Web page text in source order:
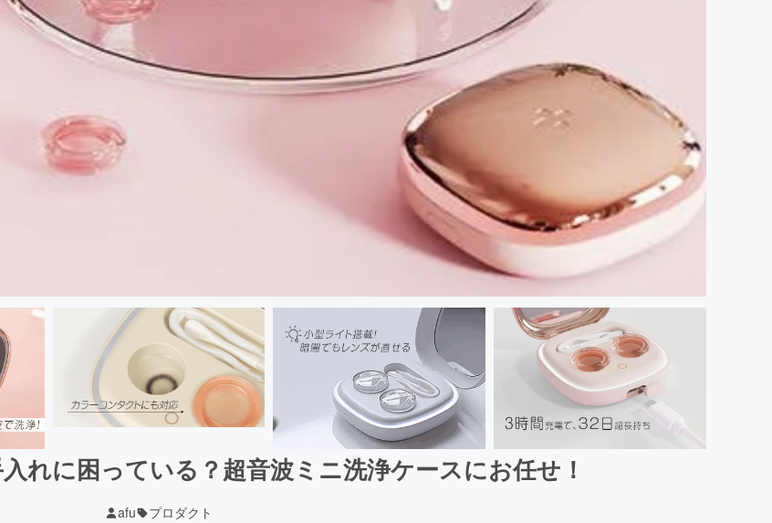
れに困っている？超音波ミニ洗浄ケースにお任せ！
afu プロダクト